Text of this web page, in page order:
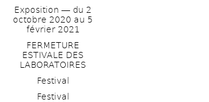
Exposition ― du 2
octobre 2020 au 5
février 2021
FERMETURE
ESTIVALE DES
LABORATOIRES
Festival
Festival